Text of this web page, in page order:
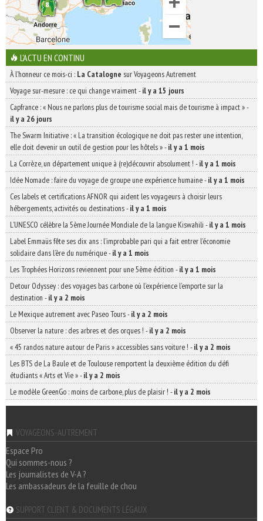
L'ACTU EN CONTINU
À l'honneur ce mois-ci : La Catalogne sur Voyageons Autrement
Voyage sur-mesure : ce qui change vraiment-il y a 15 jours
Capfrance : « Nous ne parlons plus de tourisme social mais de tourisme à impact »-
il y a 26 jours
The Swarm Initiative : « La transition écologique ne doit pas rester une intention,
elle doit devenir un outil de gestion pour les hôtels »-il y a 1 mois
La Corrèze, un département unique à (re)découvrir absolument ! -il y a 1 mois
Idée Nomade : faire du voyage de groupe une expérience humaine-il y a 1 mois
Ces labels et certifications AFNOR qui aident les voyageurs à choisir leurs
hébergements, activités ou destinations-il y a 1 mois
L’UNESCO célèbre la 5ème Journée Mondiale de la langue Kiswahili -il y a 1 mois
Label Emmaüs fête ses dix ans : l’improbable pari qui a fait entrer l’économie
solidaire dans l’ère du numérique-il y a 1 mois
Les Trophées Horizons reviennent pour une 5ème édition -il y a 1 mois
Detour Odyssey : des voyages bas carbone où l’expérience l’emporte sur la
destination -il y a 2 mois
Le Mexique autrement avec Paseo Tours-il y a 2 mois
Observer la nature : des arbres et des orques ! -il y a 2 mois
« 45 randos nature autour de Paris » accessibles sans voiture ! -il y a 2 mois
Les BTS de La Baule et de Toulouse remportent la deuxième édition du défi
étudiants « Arts et Vie »-il y a 2 mois
Le modèle GreenGo : moins de carbone, plus de plaisir ! -il y a 2 mois
VOYAGEONS-AUTREMENT
Espace Pro
Qui sommes-nous ?
Les journalistes de V-A ?
Les ambassadeurs de la feuille de chou
SUPPORT CLIENT & DOCUMENTS LÉGAUX